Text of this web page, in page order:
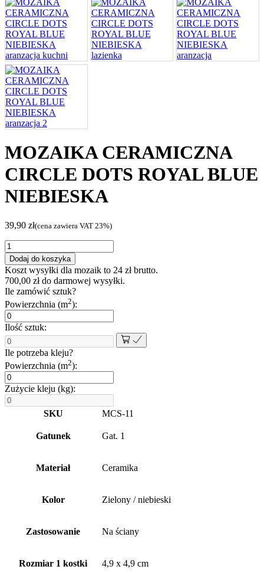
MOZAIKA CERAMICZNA
CIRCLE DOTS ROYAL BLUE
NIEBIESKA
39,90 zł(cena zawiera VAT 23%)
ilość
MOZAIKA
CERAMICZNA
CIRCLE
DOTS
ROYAL
BLUE
NIEBIESKA
Dodaj do koszyka
Koszt wysyłki dla mozaik to 24 złbrutto.
700,00 złdo darmowej wysyłki.
Ile zamówić sztuk?
Powierzchnia (m2):
Ilość sztuk:
Ile potrzeba kleju?
Powierzchnia (m2):
Zużycie kleju (kg):
SKU MCS-11
Gatunek Gat. 1
Materiał Ceramika
Kolor Zielony / niebieski
Zastosowanie Na ściany
Rozmiar 1 kostki 4,9 x 4,9 cm